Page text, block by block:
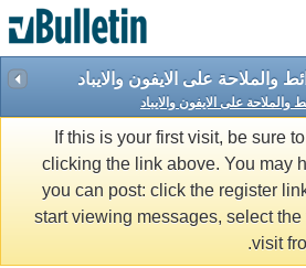
If this is your first visit, be sure
clicking the link above. You may
you can post: click the register
start viewing messages, select
visit